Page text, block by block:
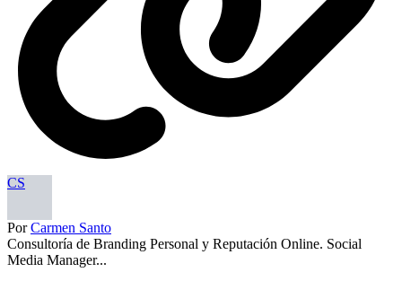
CS
PorCarmen Santo
Consultoría de Branding Personal y Reputación Online. Social
Media Manager...